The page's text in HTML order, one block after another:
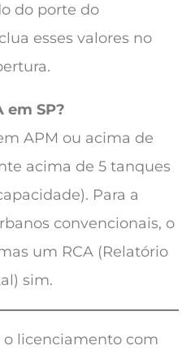
do porte do
esses valores no
em SP?
APM ou acima de
acima de 5 tanques
Para a
convencionais, o
um RCA (Relatório
sim.
o licenciamento com